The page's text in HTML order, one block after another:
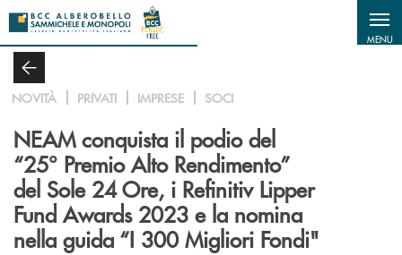
Salta al contenuto principale
MENU
NOVITÀ PRIVATI IMPRESE SOCI
NEAM conquista il podio del
“25° Premio Alto Rendimento”
del Sole 24 Ore, i Refinitiv Lipper
Fund Awards 2023 e la nomina
nella guida “I 300 Migliori Fondi"